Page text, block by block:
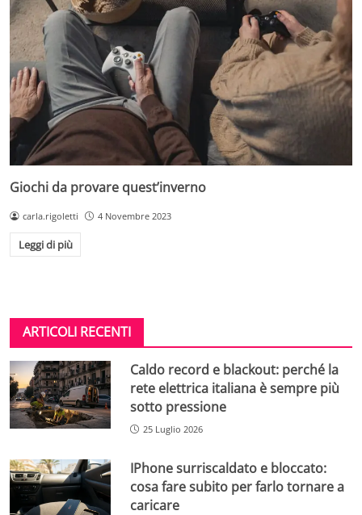
Giochi da provare quest’inverno
carla.rigoletti 4 Novembre 2023
Leggi di più
ARTICOLI RECENTI
Caldo record e blackout: perché la
rete elettrica italiana è sempre più
sotto pressione
25 Luglio 2026
IPhone surriscaldato e bloccato:
cosa fare subito per farlo tornare a
caricare